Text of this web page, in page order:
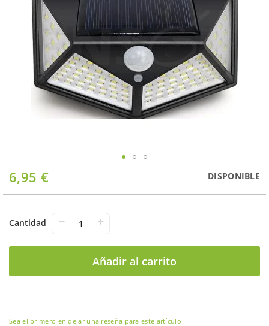
6,95 € DISPONIBLE
Cantidad − +
Añadir al carrito
galería
imágenes
Saltar
al
comienzo
la
Sea el primero en dejar una reseña para este artículo